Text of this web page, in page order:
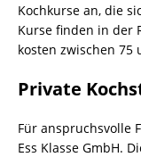
Kochkurse an, die
Kurse finden in der
kosten zwischen 75
Private
Für anspruchsvolle
Ess Klasse GmbH.